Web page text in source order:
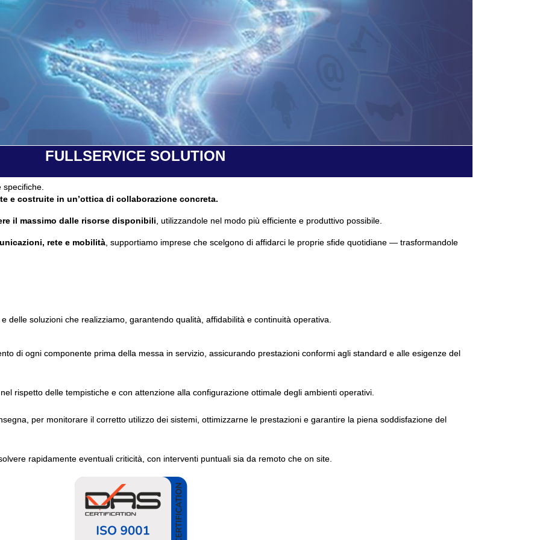
FULLSERVICE SOLUTION
specifiche.
e costruite in un’ottica di collaborazione concreta.
il massimo dalle risorse disponibili, utilizzandole nel modo più efficiente e produttivo possibile.
rete e mobilità, supportiamo imprese che scelgono di affidarci le proprie sfide quotidiane — trasformandole
delle soluzioni che realizziamo, garantendo qualità, affidabilità e continuità operativa.
di ogni componente prima della messa in servizio, assicurando prestazioni conformi agli standard e alle esigenze del
rispetto delle tempistiche e con attenzione alla configurazione ottimale degli ambienti operativi.
per monitorare il corretto utilizzo dei sistemi, ottimizzarne le prestazioni e garantire la piena soddisfazione del
rapidamente eventuali criticità, con interventi puntuali sia da remoto che on site.